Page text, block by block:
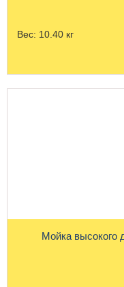
Вес: 10.40 кг
Мойка высокого